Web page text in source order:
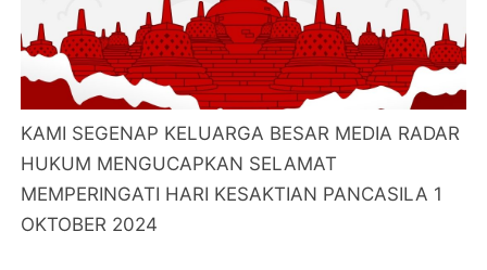
KAMI SEGENAP KELUARGA BESAR MEDIA RADAR
HUKUM MENGUCAPKAN SELAMAT
MEMPERINGATI HARI KESAKTIAN PANCASILA 1
OKTOBER 2024